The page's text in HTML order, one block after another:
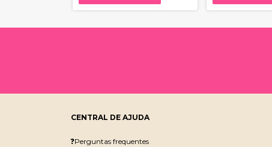
CENTRAL DE AJUDA
❓Perguntas frequentes